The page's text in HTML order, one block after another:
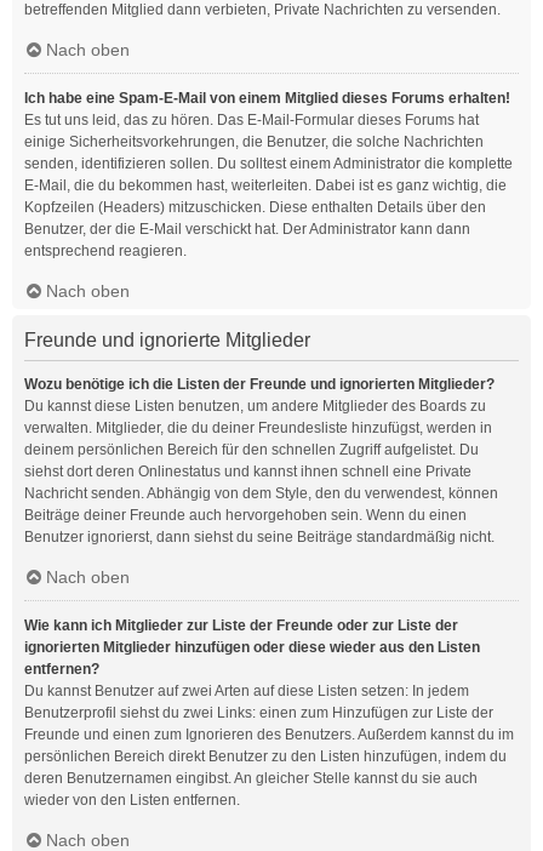
betreffenden Mitglied dann verbieten, Private Nachrichten zu versenden.
Nach oben
Ich habe eine Spam-E-Mail von einem Mitglied dieses Forums erhalten!
Es tut uns leid, das zu hören. Das E-Mail-Formular dieses Forums hat
einige Sicherheitsvorkehrungen, die Benutzer, die solche Nachrichten
senden, identifizieren sollen. Du solltest einem Administrator die komplette
E-Mail, die du bekommen hast, weiterleiten. Dabei ist es ganz wichtig, die
Kopfzeilen (Headers) mitzuschicken. Diese enthalten Details über den
Benutzer, der die E-Mail verschickt hat. Der Administrator kann dann
entsprechend reagieren.
Nach oben
Freunde und ignorierte Mitglieder
Wozu benötige ich die Listen der Freunde und ignorierten Mitglieder?
Du kannst diese Listen benutzen, um andere Mitglieder des Boards zu
verwalten. Mitglieder, die du deiner Freundesliste hinzufügst, werden in
deinem persönlichen Bereich für den schnellen Zugriff aufgelistet. Du
siehst dort deren Onlinestatus und kannst ihnen schnell eine Private
Nachricht senden. Abhängig von dem Style, den du verwendest, können
Beiträge deiner Freunde auch hervorgehoben sein. Wenn du einen
Benutzer ignorierst, dann siehst du seine Beiträge standardmäßig nicht.
Nach oben
Wie kann ich Mitglieder zur Liste der Freunde oder zur Liste der
ignorierten Mitglieder hinzufügen oder diese wieder aus den Listen
entfernen?
Du kannst Benutzer auf zwei Arten auf diese Listen setzen: In jedem
Benutzerprofil siehst du zwei Links: einen zum Hinzufügen zur Liste der
Freunde und einen zum Ignorieren des Benutzers. Außerdem kannst du im
persönlichen Bereich direkt Benutzer zu den Listen hinzufügen, indem du
deren Benutzernamen eingibst. An gleicher Stelle kannst du sie auch
wieder von den Listen entfernen.
Nach oben